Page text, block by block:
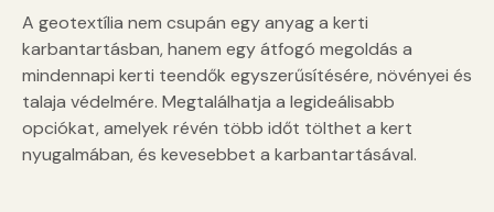
A geotextília nem csupán egy anyag a kerti
karbantartásban, hanem egy átfogó megoldás a
mindennapi kerti teendők egyszerűsítésére, növényei és
talaja védelmére. Megtalálhatja a legideálisabb
opciókat, amelyek révén több időt tölthet a kert
nyugalmában, és kevesebbet a karbantartásával.